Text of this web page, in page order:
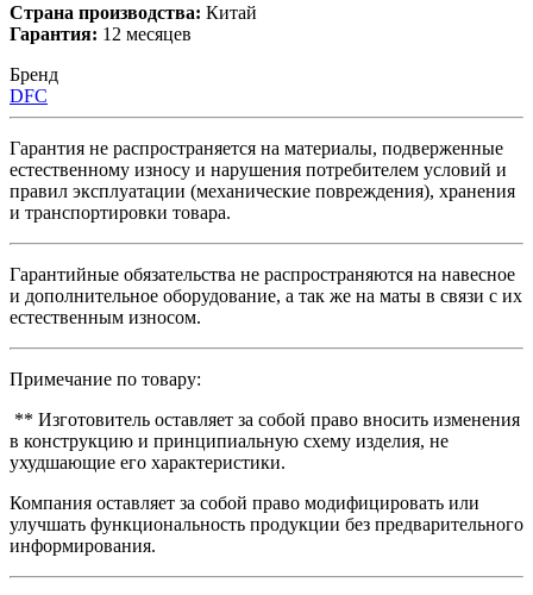
Страна производства: Китай
Гарантия: 12 месяцев
Бренд
DFC
Гарантия не распространяется на материалы, подверженные
естественному износу и нарушения потребителем условий и
правил эксплуатации (механические повреждения), хранения
и транспортировки товара.
Гарантийные обязательства не распространяются на навесное
и дополнительное оборудование, а так же на маты в связи с их
естественным износом.
Примечание по товару:
** Изготовитель оставляет за собой право вносить изменения
в конструкцию и принципиальную схему изделия, не
ухудшающие его характеристики.
Компания оставляет за собой право модифицировать или
улучшать функциональность продукции без предварительного
информирования.